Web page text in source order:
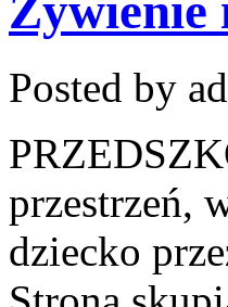
Posted by
przestrzeń,
dziecko